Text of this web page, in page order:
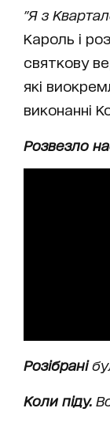
"Я з
Кароль і
святкову
які
виконанні
Розвезло
Розібрані
Коли піду.